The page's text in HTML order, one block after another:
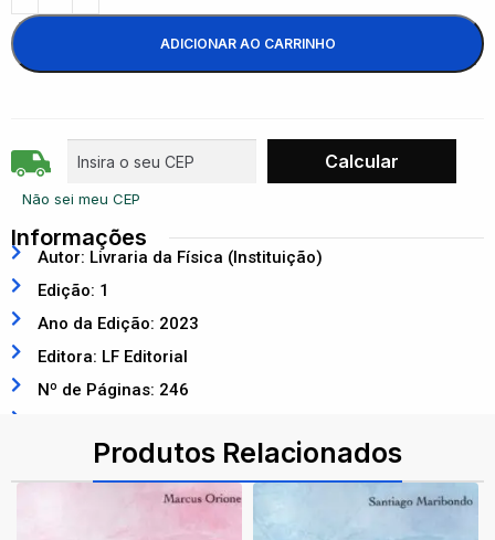
ADICIONAR AO CARRINHO
Não sei meu CEP
Informações
Autor: Livraria da Física (Instituição)
Edição: 1
Ano da Edição: 2023
Editora: LF Editorial
Nº de Páginas: 246
Produtos Relacionados